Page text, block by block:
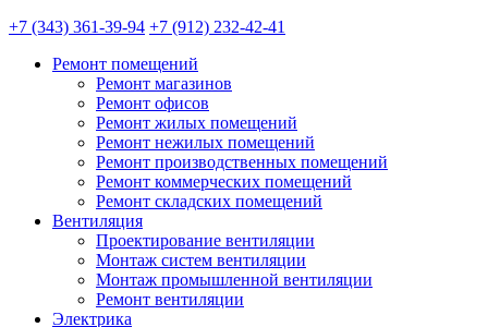
+7 (343) 361-39-94 +7 (912) 232-42-41
Ремонт помещений
Ремонт магазинов
Ремонт офисов
Ремонт жилых помещений
Ремонт нежилых помещений
Ремонт производственных помещений
Ремонт коммерческих помещений
Ремонт складских помещений
Вентиляция
Проектирование вентиляции
Монтаж систем вентиляции
Монтаж промышленной вентиляции
Ремонт вентиляции
Электрика